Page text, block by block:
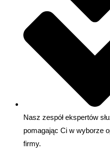
Nasz zespół ekspertów
pomagając Ci w wyborze
firmy.